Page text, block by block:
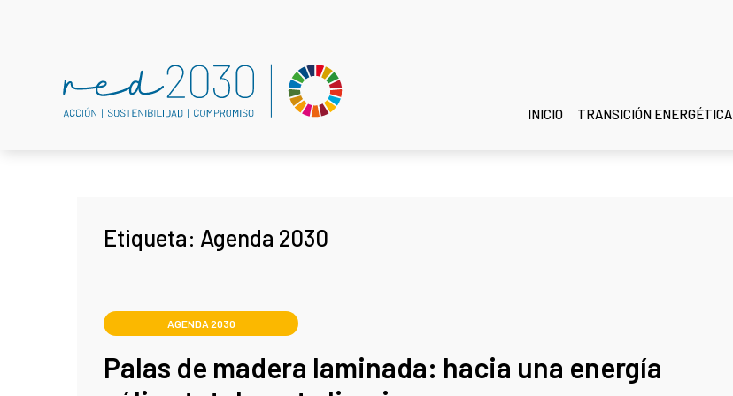
INICIO TRANSICIÓN ENERGÉTICA
Etiqueta: Agenda 2030
AGENDA 2030
Palas de madera laminada: hacia una energía